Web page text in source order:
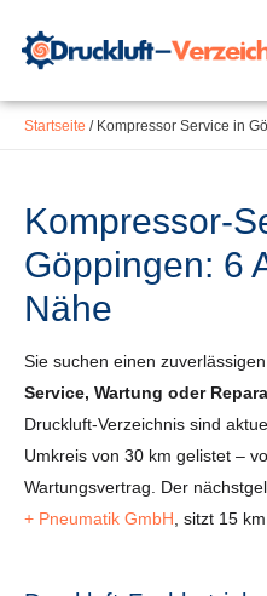
springen
Inhalt
Startseite / Kompressor Service in
Kompressor-
Göppingen: 6
Nähe
Sie suchen einen
Service, Wartung oder
Druckluft-Verzeichnis sind
Umkreis von 30 km gelistet –
Wartungsvertrag. Der
+ Pneumatik GmbH , sitzt 15